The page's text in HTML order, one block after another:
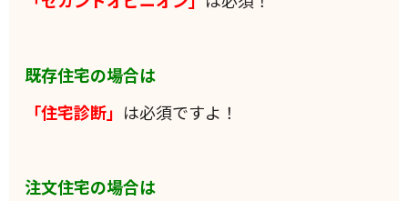
既存住宅の場合は
「住宅診断」 は必須ですよ！
注文住宅の場合は